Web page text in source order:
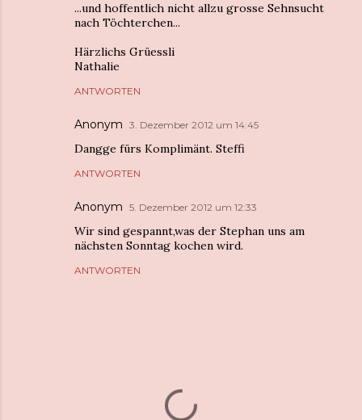
...und hoffentlich nicht allzu grosse Sehnsucht
nach Töchterchen...
Härzlichs Grüessli
Nathalie
ANTWORTEN
Anonym 3. Dezember 2012 um 14:45
Dangge fürs Komplimänt. Steffi
ANTWORTEN
Anonym 5. Dezember 2012 um 12:33
Wir sind gespannt,was der Stephan uns am
nächsten Sonntag kochen wird.
ANTWORTEN